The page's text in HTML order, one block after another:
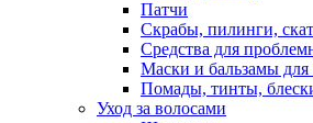
Патчи
Скрабы, пилинги,
Средства для
Маски и бальзамы для
Помады, тинты,
Уход за волосами